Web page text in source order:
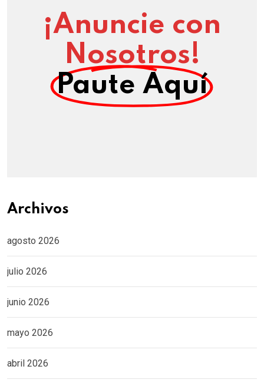
¡Anuncie con
Nosotros!
Paute Aquí
Archivos
agosto 2026
julio 2026
junio 2026
mayo 2026
abril 2026